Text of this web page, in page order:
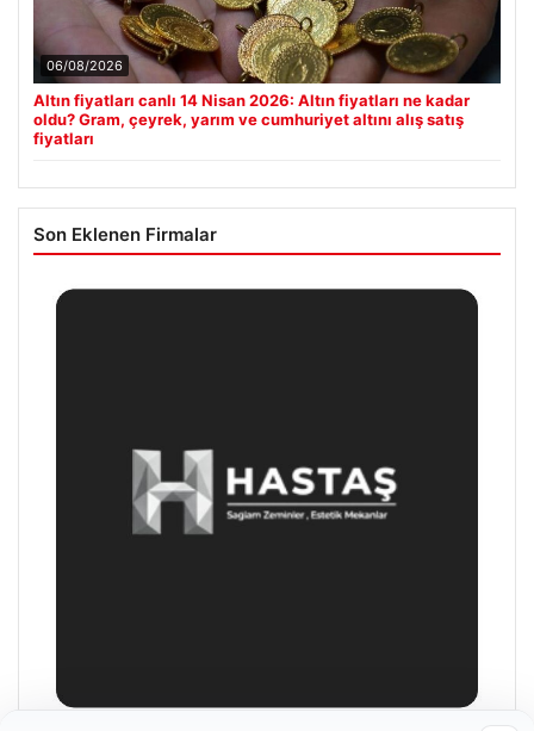
06/08/2026
Altın fiyatları canlı 14 Nisan 2026: Altın fiyatları ne kadar
oldu? Gram, çeyrek, yarım ve cumhuriyet altını alış satış
fiyatları
Son Eklenen Firmalar